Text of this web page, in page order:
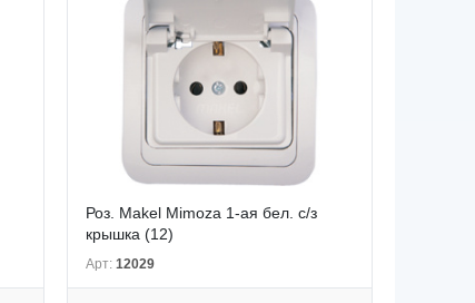
Роз. Makel Mimoza 1-ая бел. с/з
крышка (12)
Арт: 12029